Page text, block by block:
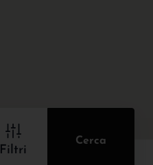
Filtri
Cerca